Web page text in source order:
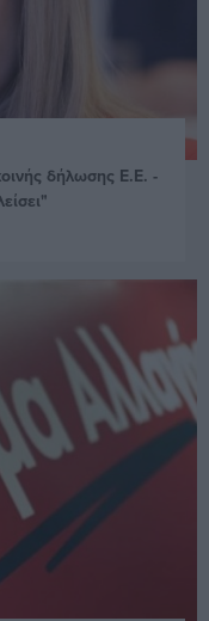
δήλωσης Ε.Ε. -